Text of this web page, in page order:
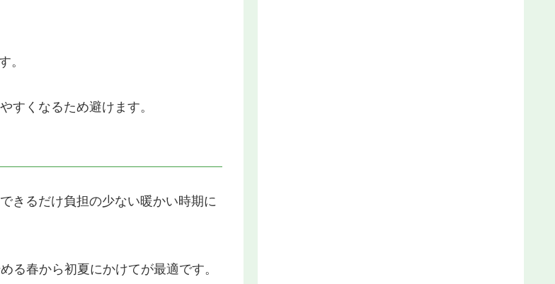
。
すくなるため避けます。
きるだけ負担の少ない暖かい時期に
る春から初夏にかけてが最適です。